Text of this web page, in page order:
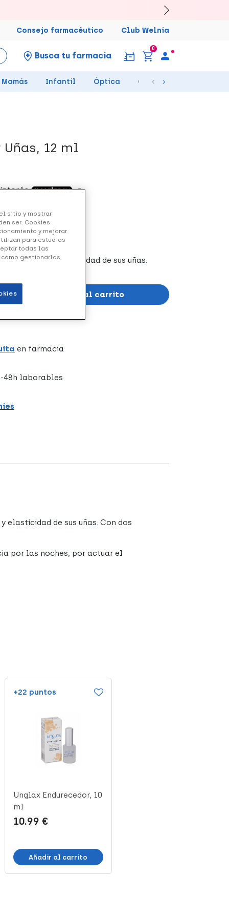
Consejo farmacéutico Club Welnia
Busca tu farmacia
0
Mamás Infantil Óptica Ortopedia
12 ml
y elasticidad de sus uñas.
Añadir al carrito
en farmacia
48h laborables
de sus uñas. Con dos
por las noches, por actuar el
+22 puntos
Unglax Endurecedor, 10
ml
10.99 €
Añadir al carrito
sitio y mostrar
ser: Cookies
y mejorar
para estudios
todas las
cómo gestionarlas,